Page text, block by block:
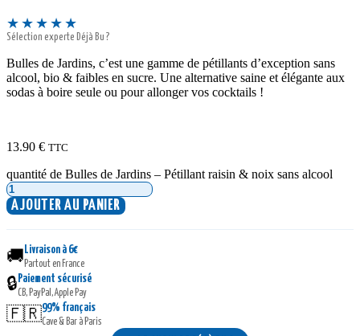
★★★★★
Sélection experte Déjà Bu ?
Bulles de Jardins, c’est une gamme de pétillants d’exception sans
alcool, bio & faibles en sucre. Une alternative saine et élégante aux
sodas à boire seule ou pour allonger vos cocktails !
13.90 € TTC
quantité de Bulles de Jardins – Pétillant raisin & noix sans alcool
AJOUTER AU PANIER
🚚 Livraison à 6€
Partout en France
🔒 Paiement sécurisé
CB, PayPal, Apple Pay
🇫🇷99% français
Cave & Bar à Paris